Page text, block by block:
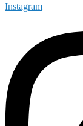
Instagram